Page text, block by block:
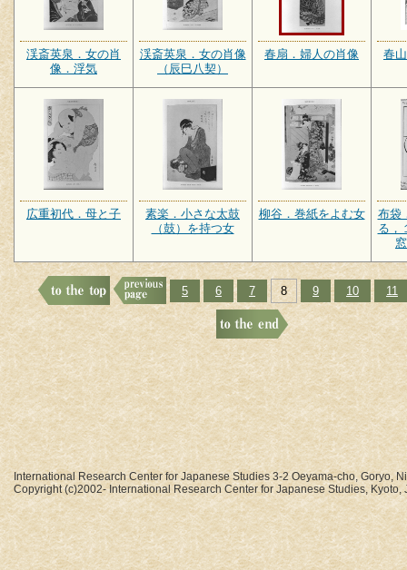
渓斎英泉．女の肖
像．浮気
渓斎英泉．女の肖像
（辰巳八契）
春扇．婦人の肖像 春
広重初代．母と子
素楽．小さな太鼓
（鼓）を持つ女
柳谷．巻紙をよむ女
布袋
る，
5 6 7 8 9 10 11
International Research Center for Japanese Studies 3-2 Oeyama-cho, Goryo,
Copyright (c)2002- International Research Center for Japanese Studies, Kyoto,